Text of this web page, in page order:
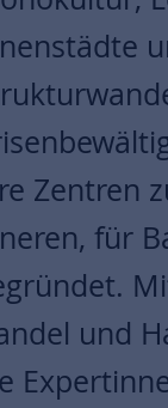
Zentren
für
und